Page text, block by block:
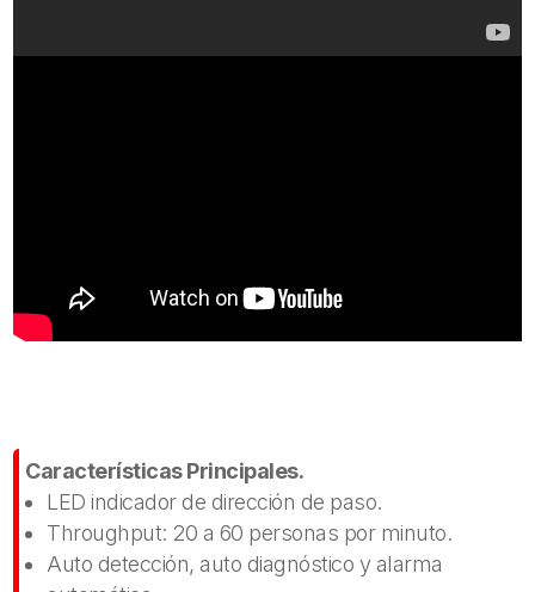
Características Principales.
LED indicador de dirección de paso.
Throughput: 20 a 60 personas por minuto.
Auto detección, auto diagnóstico y alarma